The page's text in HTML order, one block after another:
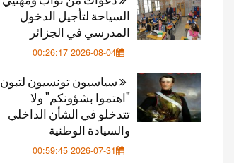
السياحة لتأجيل الدخول
المدرسي في الجزائر
2026-08-04 00:26:17
سياسيون تونسيون لتبون
"اهتموا بشؤونكم" ولا
تتدخلو في الشأن الداخلي
والسيادة الوطنية
2026-07-31 00:59:45